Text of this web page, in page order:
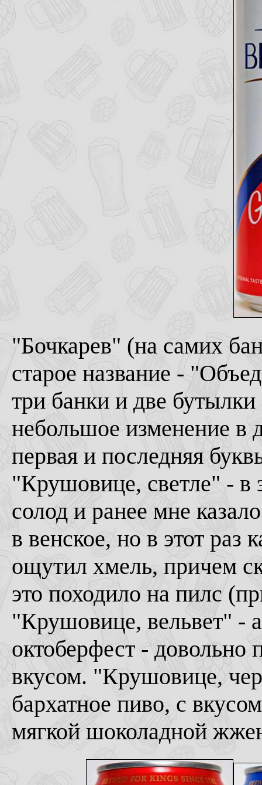
"Бочкарев" (на самих
старое название -
три банки и две
небольшое изменение в
первая и последняя
"Крушовице, светле" - в
солод и ранее мне
в венское, но в этот раз
ощутил хмель, причем
это походило на пилс
"Крушовице, вельвет" -
октоберфест - довольно
вкусом. "Крушовице,
бархатное пиво, с
мягкой шоколадной